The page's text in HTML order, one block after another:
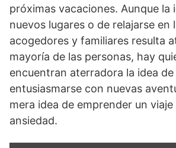
próximas vacaciones. Aunque la
nuevos lugares o de relajarse en
acogedores y familiares resulta
mayoría de las personas, hay
encuentran aterradora la idea de
entusiasmarse con nuevas
mera idea de emprender un
ansiedad.